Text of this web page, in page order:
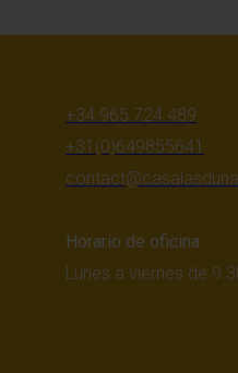
+34 965 724 489
+31(0)649855641
Horario de oficina
Lunes a viernes de